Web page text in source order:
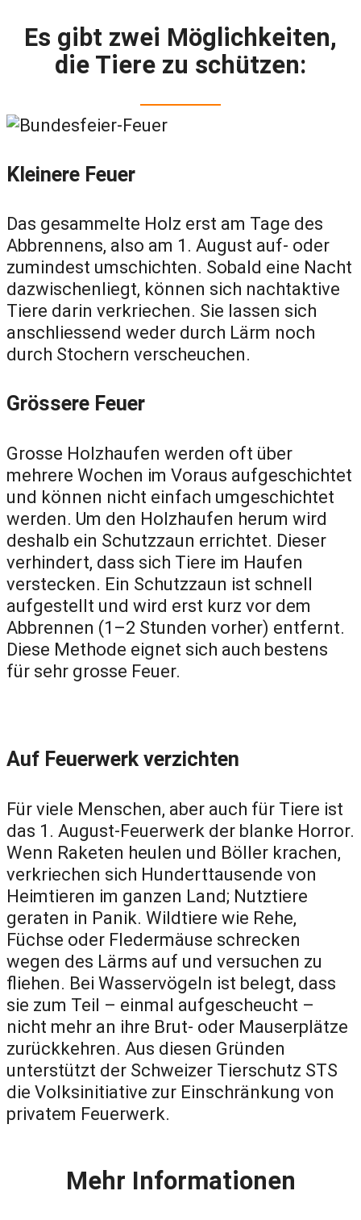
Es gibt zwei Möglichkeiten,
die Tiere zu schützen:
Kleinere Feuer
Das gesammelte Holz erst am Tage des
Abbrennens, also am 1. August auf- oder
zumindest umschichten. Sobald eine Nacht
dazwischenliegt, können sich nachtaktive
Tiere darin verkriechen. Sie lassen sich
anschliessend weder durch Lärm noch
durch Stochern verscheuchen.
Grössere Feuer
Grosse Holzhaufen werden oft über
mehrere Wochen im Voraus aufgeschichtet
und können nicht einfach umgeschichtet
werden. Um den Holzhaufen herum wird
deshalb ein Schutzzaun errichtet. Dieser
verhindert, dass sich Tiere im Haufen
verstecken. Ein Schutzzaun ist schnell
aufgestellt und wird erst kurz vor dem
Abbrennen (1–2 Stunden vorher) entfernt.
Diese Methode eignet sich auch bestens
für sehr grosse Feuer.
Auf Feuerwerk verzichten
Für viele Menschen, aber auch für Tiere ist
das 1. August-Feuerwerk der blanke Horror.
Wenn Raketen heulen und Böller krachen,
verkriechen sich Hunderttausende von
Heimtieren im ganzen Land; Nutztiere
geraten in Panik. Wildtiere wie Rehe,
Füchse oder Fledermäuse schrecken
wegen des Lärms auf und versuchen zu
fliehen. Bei Wasservögeln ist belegt, dass
sie zum Teil – einmal aufgescheucht –
nicht mehr an ihre Brut- oder Mauserplätze
zurückkehren. Aus diesen Gründen
unterstützt der Schweizer Tierschutz STS
die Volksinitiative zur Einschränkung von
privatem Feuerwerk.
Mehr Informationen